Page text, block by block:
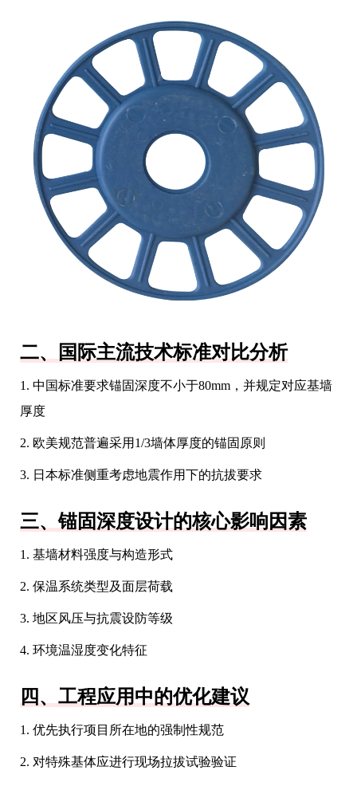
二、国际主流技术标准对比分析
1. 中国标准要求锚固深度不小于80mm，并规定对应基墙
厚度
2. 欧美规范普遍采用1/3墙体厚度的锚固原则
3. 日本标准侧重考虑地震作用下的抗拔要求
三、锚固深度设计的核心影响因素
1. 基墙材料强度与构造形式
2. 保温系统类型及面层荷载
3. 地区风压与抗震设防等级
4. 环境温湿度变化特征
四、工程应用中的优化建议
1. 优先执行项目所在地的强制性规范
2. 对特殊基体应进行现场拉拔试验验证